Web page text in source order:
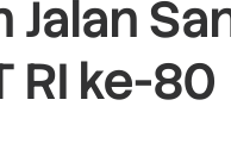
Ramaikan
Santai
Jalan
RI ke-80